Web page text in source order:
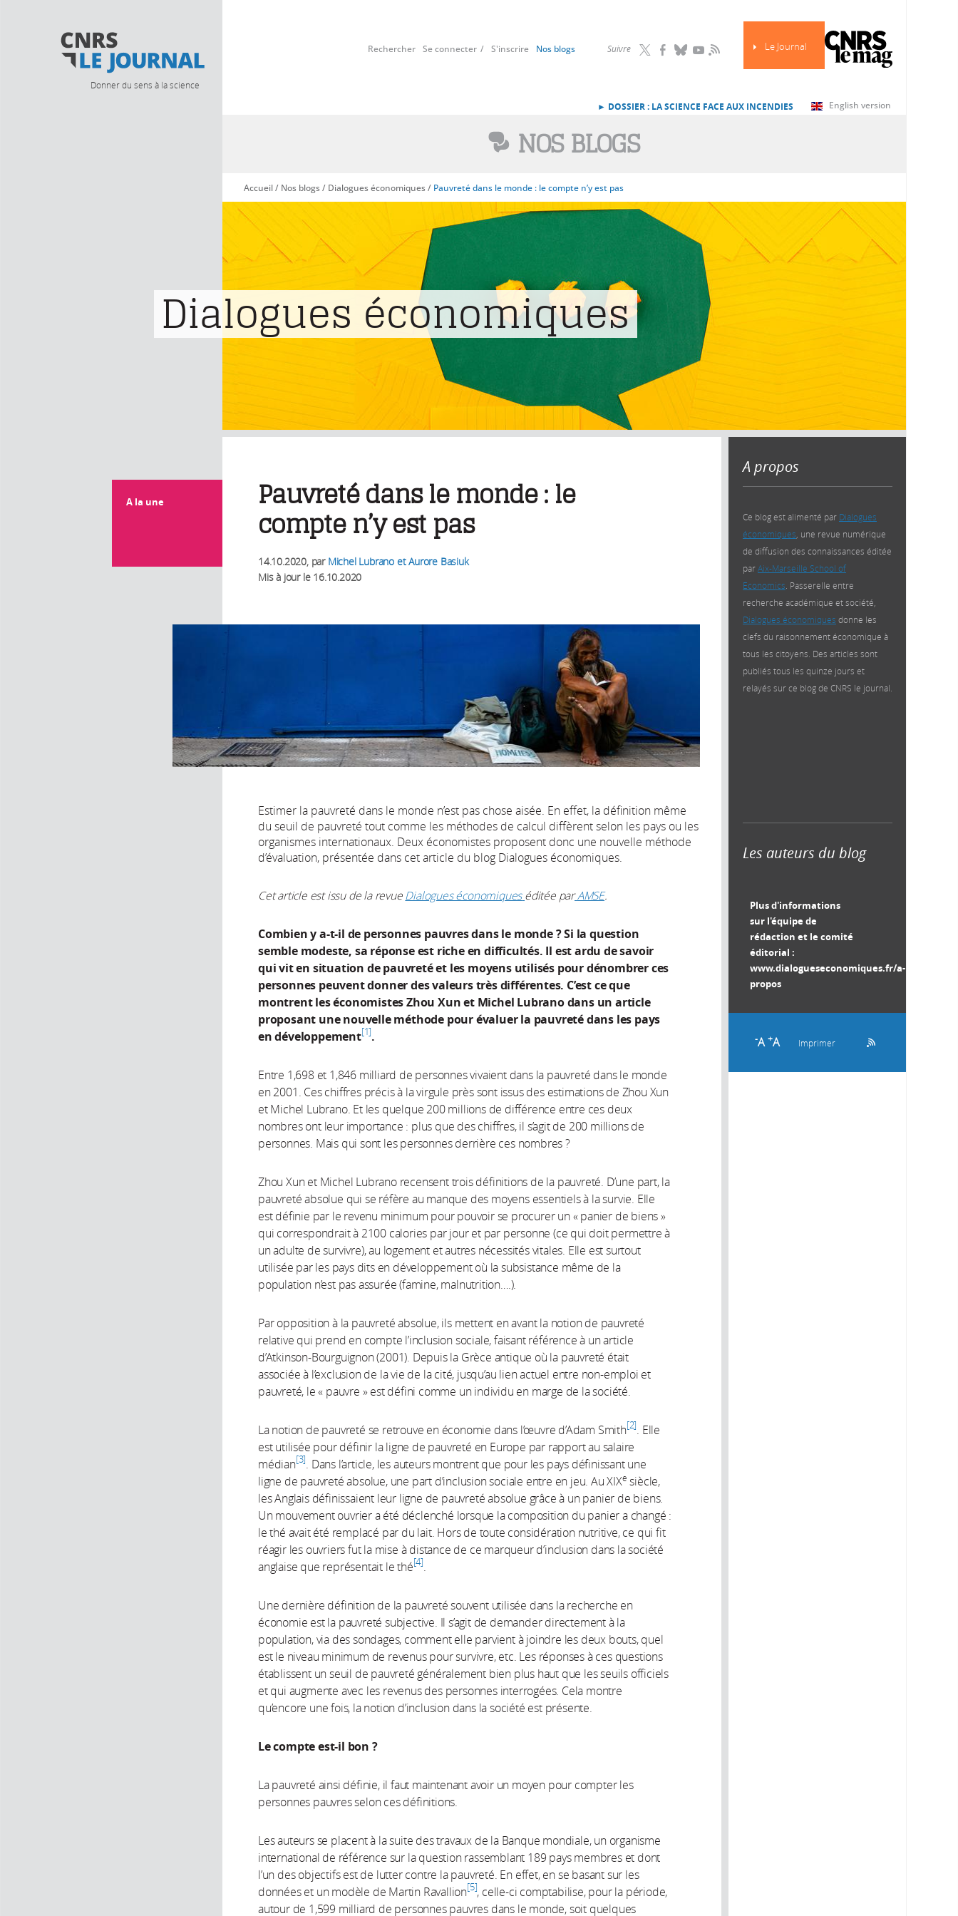
Donner du sens à la science
Le Journal
Suivre RSS
Rechercher Se connecter S'inscrire Nos blogs
English version
► DOSSIER : LA SCIENCE FACE AUX INCENDIES
NOS BLOGS
Vous êtes ici
Accueil/ Nos blogs/ Dialogues économiques/ Pauvreté dans le monde : le compte n’y est pas
Dialogues économiques
A propos
Ce blog est alimenté par Dialogues
économiques , une revue numérique
de diffusion des connaissances éditée
parAix-Marseille School of
Economics . Passerelle entre
recherche académique et société,
Dialogues économiques donne les
clefs du raisonnement économique à
tous les citoyens. Des articles sont
publiés tous les quinze jours et
relayés sur ce blog de CNRS le journal.
Les auteurs du blog
Plus d'informations
sur l'équipe de
rédaction et le comité
éditorial :
www.dialogueseconomiques.fr/a-
propos
-A +A Imprimer
A la une
Pauvreté dans le monde : le
compte n’y est pas
14.10.2020, par Michel Lubrano et Aurore Basiuk
Mis à jour le 16.10.2020
Estimer la pauvreté dans le monde n’est pas chose aisée. En effet, la définition même
du seuil de pauvreté tout comme les méthodes de calcul diffèrent selon les pays ou les
organismes internationaux. Deux économistes proposent donc une nouvelle méthode
d’évaluation, présentée dans cet article du blog Dialogues économiques.
Cet article est issu de la revue Dialogues économiques éditée parAMSE.
Combien y a-t-il de personnes pauvres dans le monde ? Si la question
semble modeste, sa réponse est riche en difficultés. Il est ardu de savoir
qui vit en situation de pauvreté et les moyens utilisés pour dénombrer ces
personnes peuvent donner des valeurs très différentes. C’est ce que
montrent les économistes Zhou Xun et Michel Lubrano dans un article
proposant une nouvelle méthode pour évaluer la pauvreté dans les pays
en développement 1 .
Entre 1,698 et 1,846 milliard de personnes vivaient dans la pauvreté dans le monde
en 2001. Ces chiffres précis à la virgule près sont issus des estimations de Zhou Xun
et Michel Lubrano. Et les quelque 200 millions de différence entre ces deux
nombres ont leur importance : plus que des chiffres, il s’agit de 200 millions de
personnes. Mais qui sont les personnes derrière ces nombres ?
Zhou Xun et Michel Lubrano recensent trois définitions de la pauvreté. D’une part, la
pauvreté absolue qui se réfère au manque des moyens essentiels à la survie. Elle
est définie par le revenu minimum pour pouvoir se procurer un « panier de biens »
qui correspondrait à 2100 calories par jour et par personne (ce qui doit permettre à
un adulte de survivre), au logement et autres nécessités vitales. Elle est surtout
utilisée par les pays dits en développement où la subsistance même de la
population n’est pas assurée (famine, malnutrition….).
Par opposition à la pauvreté absolue, ils mettent en avant la notion de pauvreté
relative qui prend en compte l’inclusion sociale, faisant référence à un article
d’Atkinson-Bourguignon (2001). Depuis la Grèce antique où la pauvreté était
associée à l’exclusion de la vie de la cité, jusqu’au lien actuel entre non-emploi et
pauvreté, le « pauvre » est défini comme un individu en marge de la société.
La notion de pauvreté se retrouve en économie dans l’œuvre d’Adam Smith 2 . Elle
est utilisée pour définir la ligne de pauvreté en Europe par rapport au salaire
médian 3 . Dans l’article, les auteurs montrent que pour les pays définissant une
ligne de pauvreté absolue, une part d’inclusion sociale entre en jeu. Au XIXe siècle,
les Anglais définissaient leur ligne de pauvreté absolue grâce à un panier de biens.
Un mouvement ouvrier a été déclenché lorsque la composition du panier a changé :
le thé avait été remplacé par du lait. Hors de toute considération nutritive, ce qui fit
réagir les ouvriers fut la mise à distance de ce marqueur d’inclusion dans la société
anglaise que représentait le thé 4 .
Une dernière définition de la pauvreté souvent utilisée dans la recherche en
économie est la pauvreté subjective. Il s’agit de demander directement à la
population, via des sondages, comment elle parvient à joindre les deux bouts, quel
est le niveau minimum de revenus pour survivre, etc. Les réponses à ces questions
établissent un seuil de pauvreté généralement bien plus haut que les seuils officiels
et qui augmente avec les revenus des personnes interrogées. Cela montre
qu’encore une fois, la notion d’inclusion dans la société est présente.
Le compte est-il bon ?
La pauvreté ainsi définie, il faut maintenant avoir un moyen pour compter les
personnes pauvres selon ces définitions.
Les auteurs se placent à la suite des travaux de la Banque mondiale, un organisme
international de référence sur la question rassemblant 189 pays membres et dont
l’un des objectifs est de lutter contre la pauvreté. En effet, en se basant sur les
données et un modèle de Martin Ravallion 5 , celle-ci comptabilise, pour la période,
autour de 1,599 milliard de personnes pauvres dans le monde, soit quelques